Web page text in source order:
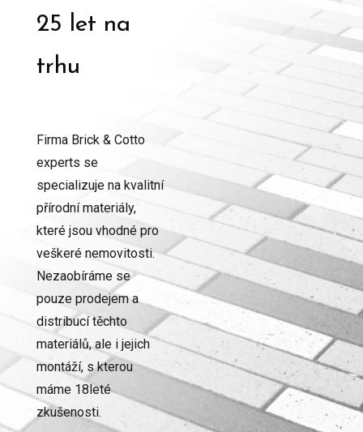
25 let na
trhu
Firma Brick & Cotto
experts se
specializuje na kvalitní
přírodní materiály,
které jsou vhodné pro
veškeré nemovitosti.
Nezaobíráme se
pouze prodejem a
distribucí těchto
materiálů, ale i jejich
montáží, s kterou
máme 18leté
zkušenosti.